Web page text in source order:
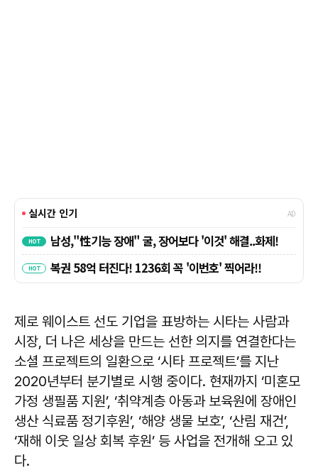
제로 웨이스트 선도 기업을 표방하는 시타는 사람과
시장, 더 나은 세상을 만드는 선한 의지를 연결한다는
소셜 프로젝트의 일환으로 ‘시타 프로젝트’를 지난
2020년부터 분기별로 시행 중이다. 현재까지 ‘미혼모
가정 생필품 지원’, ‘취약계층 아동과 보육원에 장애인
생산 식료품 정기후원’, ‘해양 생물 보호’, ‘산림 재건’,
‘재해 이웃 일상 회복 후원’ 등 사업을 전개해 오고 있
다.